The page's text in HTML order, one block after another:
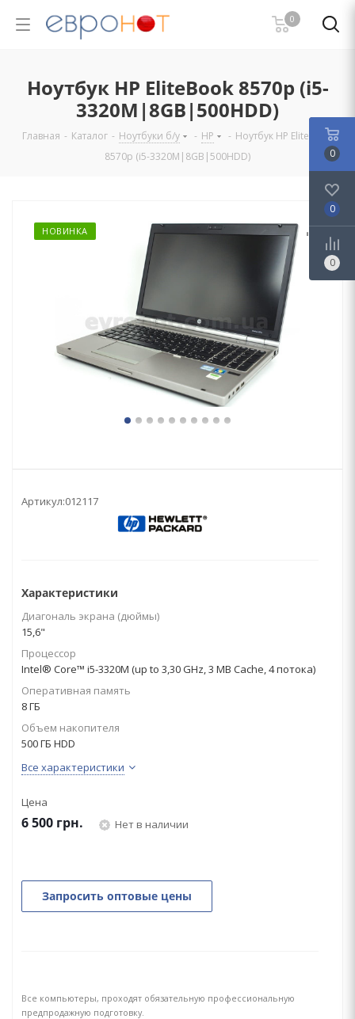
0
Ноутбук HP EliteBook 8570p (i5-
3320M|8GB|500HDD)
Главная - Каталог - Ноутбуки б/у - HP - Ноутбук HP EliteBook
8570p (i5-3320M|8GB|500HDD)
НОВИНКА
Артикул:012117
Характеристики
Диагональ экрана (дюймы)
15,6"
Процессор
Intel® Core™ i5-3320M (up to 3,30 GHz, 3 MB Cache, 4 потока)
Оперативная память
8 ГБ
Объем накопителя
500 ГБ HDD
Все характеристики
Цена
6 500 грн. Нет в наличии
Запросить оптовые цены
Все компьютеры, проходят обязательную профессиональную
предпродажную подготовку.
0
0
0